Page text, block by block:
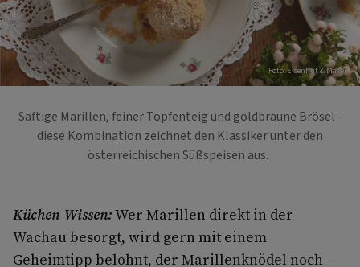
Foto: Eisenhut & Mayer
Saftige Marillen, feiner Topfenteig und goldbraune Brösel -
diese Kombination zeichnet den Klassiker unter den
österreichischen Süßspeisen aus.
Küchen-Wissen:Wer Marillen direkt in der
Wachau besorgt, wird gern mit einem
Geheimtipp belohnt, der Marillenknödel noch –